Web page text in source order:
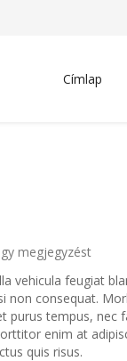
Címlap
megjegyzést
feugiat
consequat.
tempus, nec
enim at
quis risus.